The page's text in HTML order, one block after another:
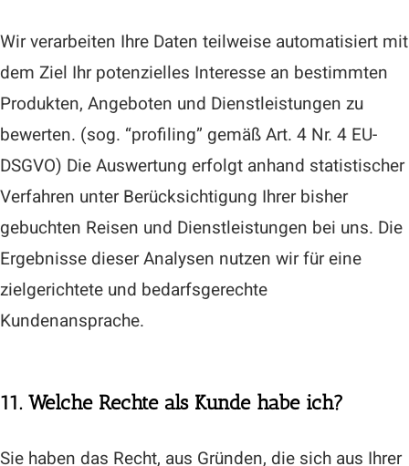
Wir verarbeiten Ihre Daten teilweise automatisiert mit
dem Ziel Ihr potenzielles Interesse an bestimmten
Produkten, Angeboten und Dienstleistungen zu
bewerten. (sog. “profiling” gemäß Art. 4 Nr. 4 EU-
DSGVO) Die Auswertung erfolgt anhand statistischer
Verfahren unter Berücksichtigung Ihrer bisher
gebuchten Reisen und Dienstleistungen bei uns. Die
Ergebnisse dieser Analysen nutzen wir für eine
zielgerichtete und bedarfsgerechte
Kundenansprache.
11. Welche Rechte als Kunde habe ich?
Sie haben das Recht, aus Gründen, die sich aus Ihrer